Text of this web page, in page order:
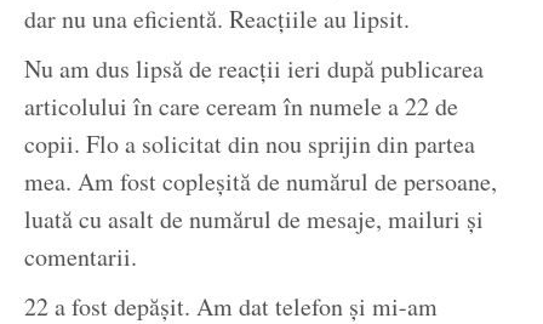
dar nu una eficientă. Reacțiile au lipsit.
Nu am dus lipsă de reacții ieri după publicarea
articolului în care ceream în numele a 22 de
copii. Flo a solicitat din nou sprijin din partea
mea. Am fost copleșită de numărul de persoane,
luată cu asalt de numărul de mesaje, mailuri și
comentarii.
22 a fost depășit. Am dat telefon și mi-am